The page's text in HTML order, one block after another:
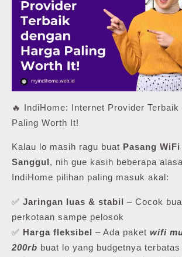
🔥 IndiHome: Internet Provider Terbaik
Paling Worth It!
Kalau lo masih ragu buat Pasang
Sanggul, nih gue kasih beberapa
IndiHome pilihan paling masuk akal:
✅ Jaringan luas & stabil – Cocok
perkotaan sampe pelosok
✅ Harga fleksibel – Ada paket wifi
200rb buat lo yang budgetnya terbatas